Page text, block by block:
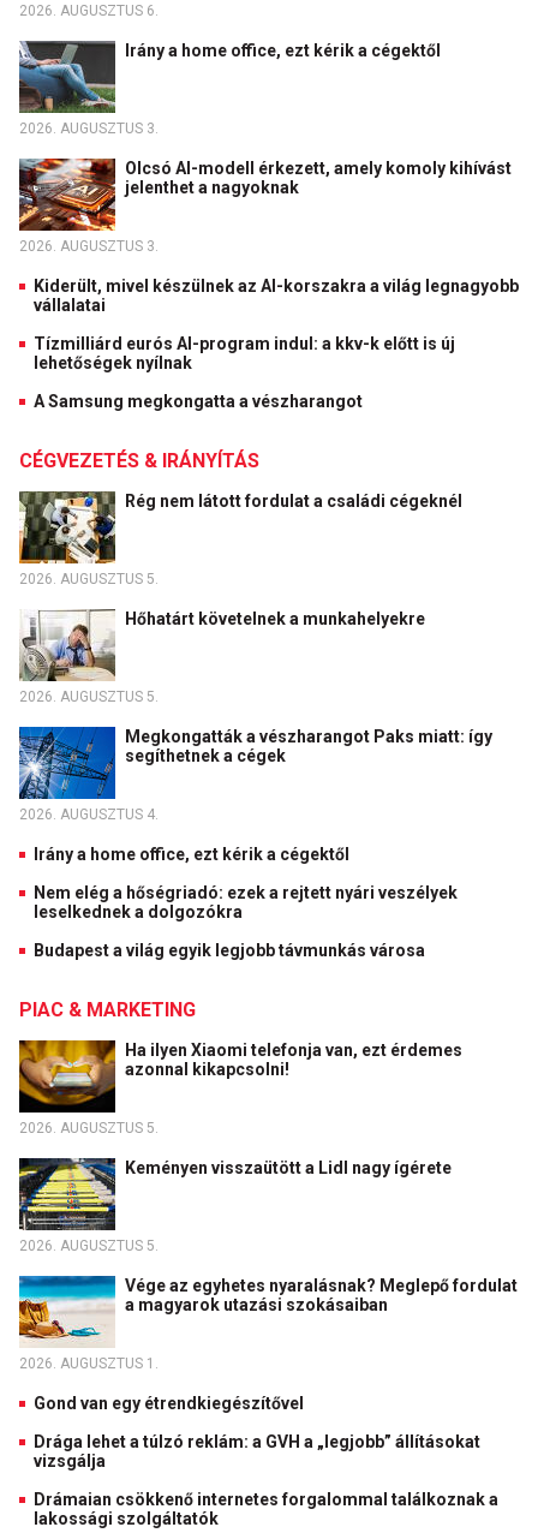
2026. AUGUSZTUS 6.
Irány a home office, ezt kérik a cégektől
2026. AUGUSZTUS 3.
Olcsó AI-modell érkezett, amely komoly kihívást
jelenthet a nagyoknak
2026. AUGUSZTUS 3.
Kiderült, mivel készülnek az AI-korszakra a világ legnagyobb
vállalatai
Tízmilliárd eurós AI-program indul: a kkv-k előtt is új
lehetőségek nyílnak
A Samsung megkongatta a vészharangot
CÉGVEZETÉS & IRÁNYÍTÁS
Rég nem látott fordulat a családi cégeknél
2026. AUGUSZTUS 5.
Hőhatárt követelnek a munkahelyekre
2026. AUGUSZTUS 5.
Megkongatták a vészharangot Paks miatt: így
segíthetnek a cégek
2026. AUGUSZTUS 4.
Irány a home office, ezt kérik a cégektől
Nem elég a hőségriadó: ezek a rejtett nyári veszélyek
leselkednek a dolgozókra
Budapest a világ egyik legjobb távmunkás városa
PIAC & MARKETING
Ha ilyen Xiaomi telefonja van, ezt érdemes
azonnal kikapcsolni!
2026. AUGUSZTUS 5.
Keményen visszaütött a Lidl nagy ígérete
2026. AUGUSZTUS 5.
Vége az egyhetes nyaralásnak? Meglepő fordulat
a magyarok utazási szokásaiban
2026. AUGUSZTUS 1.
Gond van egy étrendkiegészítővel
Drága lehet a túlzó reklám: a GVH a „legjobb” állításokat
vizsgálja
Drámaian csökkenő internetes forgalommal találkoznak a
lakossági szolgáltatók